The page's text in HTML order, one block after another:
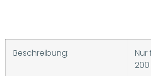
Beschreibung:
Nur